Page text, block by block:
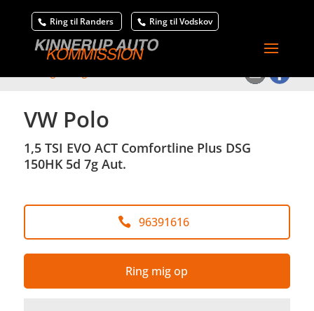
Ring til Randers Ring til Vodskov
VW Polo
1,5 TSI EVO ACT Comfortline Plus DSG
150HK 5d 7g Aut.
96391616
Ring mig op